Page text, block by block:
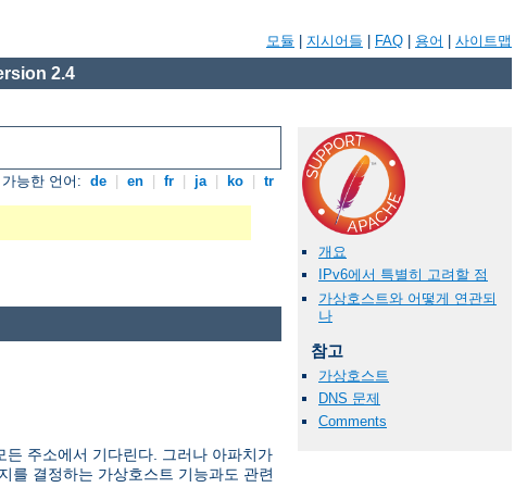
모듈 지시어들 FAQ 용어 사이트맵
2.4
가능한 언어: de en fr ja ko tr
개요
IPv6에서 특별히 고려할 점
가상호스트와 어떻게 연관되
나
참고
가상호스트
DNS 문제
Comments
주소에서 기다린다. 그러나 아파치가
를 결정하는 가상호스트 기능과도 관련